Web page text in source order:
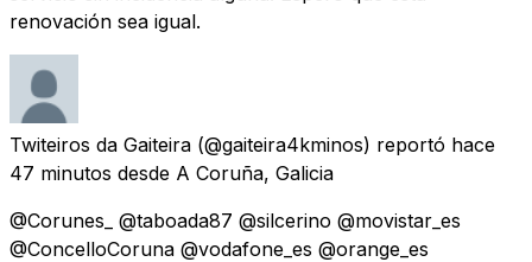
renovación sea igual.
Twiteiros da Gaiteira (@gaiteira4kminos) reportó hace
47 minutos desde A Coruña, Galicia
@Corunes_ @taboada87 @silcerino @movistar_es
@ConcelloCoruna @vodafone_es @orange_es